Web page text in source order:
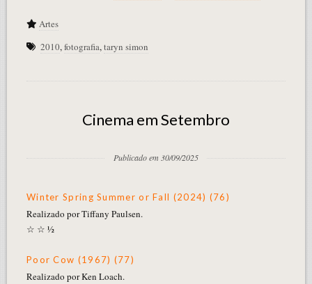
Artes
2010,fotografia,taryn simon
Cinema em Setembro
Publicado em 30/09/2025
Winter Spring Summer or Fall (2024) (76)
Realizado por Tiffany Paulsen.
☆ ☆ ½
Poor Cow (1967) (77)
Realizado por Ken Loach.